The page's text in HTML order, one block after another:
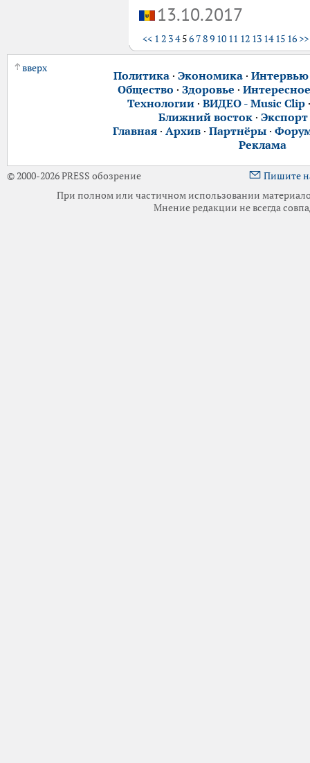
13.10.2017
<< 1 2 3456 789 10 11 12 13 14 15 16 >>
вверх
Политика· Экономика· Интервью
Общество · Здоровье · Интересное
Технологии· ВИДЕО - Music Clip
Ближний восток ·
Главная· Архив· Партнёры·
Реклама
© 2000-2026 PRESS обозрение
Пишите
При полном или частичном использовании
Мнение редакции не всегда